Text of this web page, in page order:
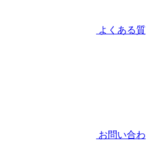
よくある質
お問い合わ